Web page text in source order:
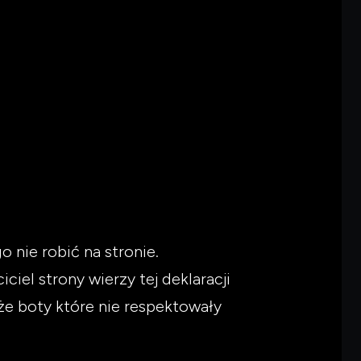
nie robić na stronie.
strony wierzy tej deklaracji
boty które nie respektowały